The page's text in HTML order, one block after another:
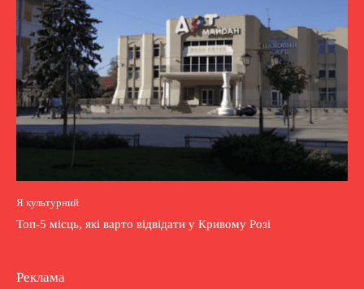
Я культурний
Топ-5 місць, які варто відвідати у Кривому Розі
Реклама